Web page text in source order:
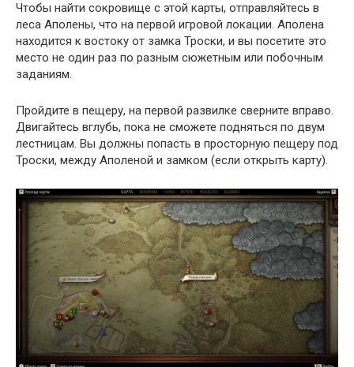
Чтобы найти сокровище с этой карты, отправляйтесь в
леса Аполены, что на первой игровой локации. Аполена
находится к востоку от замка Троски, и вы посетите это
место не один раз по разным сюжетным или побочным
заданиям.
Пройдите в пещеру, на первой развилке сверните вправо.
Двигайтесь вглубь, пока не сможете подняться по двум
лестницам. Вы должны попасть в просторную пещеру под
Троски, между Аполеной и замком (если открыть карту).